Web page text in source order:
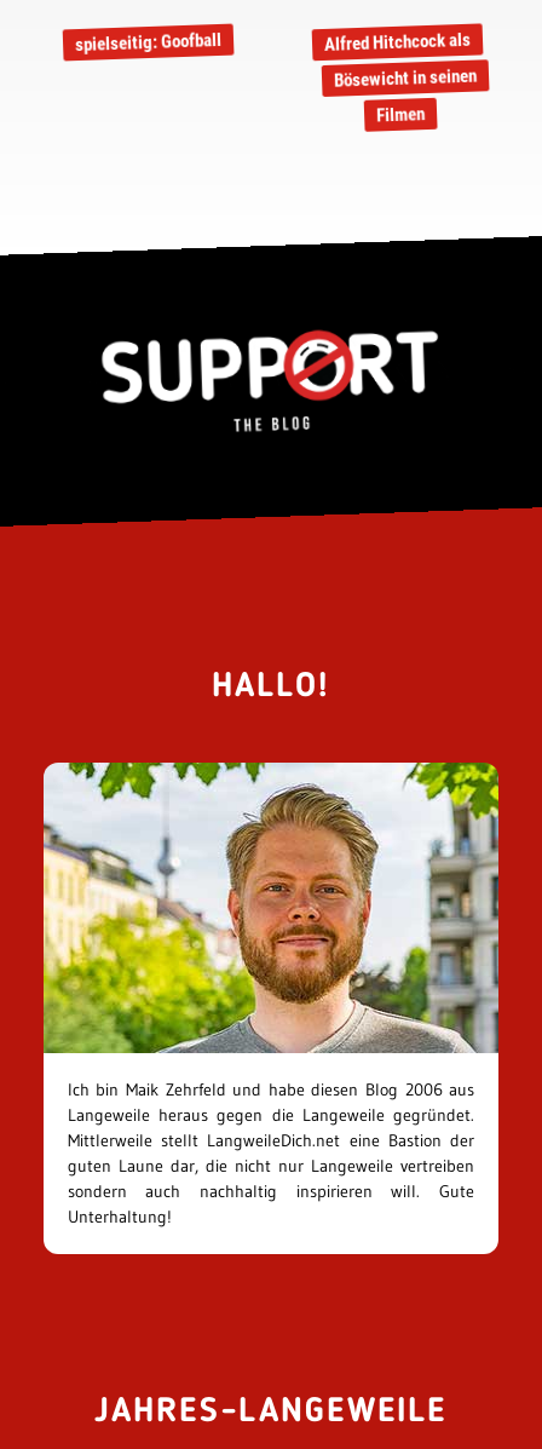
spielseitig: Goofball Alfred Hitchcock als
Bösewicht in seinen
Filmen
HALLO!
Ich bin Maik Zehrfeld und habe diesen Blog 2006 aus
Langeweile heraus gegen die Langeweile gegründet.
Mittlerweile stellt LangweileDich.net eine Bastion der
guten Laune dar, die nicht nur Langeweile vertreiben
sondern auch nachhaltig inspirieren will. Gute
Unterhaltung!
JAHRES-LANGEWEILE